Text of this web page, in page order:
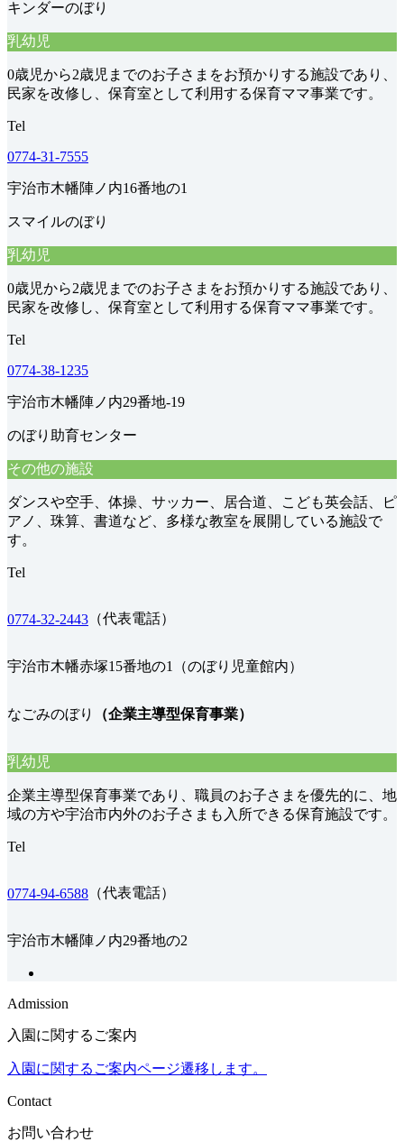
キンダーのぼり
乳幼児
0歳児から2歳児までのお子さまをお預かりする施設であり、
民家を改修し、保育室として利用する保育ママ事業です。
Tel
0774-31-7555
宇治市木幡陣ノ内16番地の1
スマイルのぼり
乳幼児
0歳児から2歳児までのお子さまをお預かりする施設であり、
民家を改修し、保育室として利用する保育ママ事業です。
Tel
0774-38-1235
宇治市木幡陣ノ内29番地-19
のぼり助育センター
その他の施設
ダンスや空手、体操、サッカー、居合道、こども英会話、ピ
アノ、珠算、書道など、多様な教室を展開している施設で
す。
Tel
0774-32-2443 （代表電話）
宇治市木幡赤塚15番地の1（のぼり児童館内）
なごみのぼり （企業主導型保育事業）
乳幼児
企業主導型保育事業であり、職員のお子さまを優先的に、地
域の方や宇治市内外のお子さまも入所できる保育施設です。
Tel
0774-94-6588 （代表電話）
宇治市木幡陣ノ内29番地の2
Admission
入園に関するご案内
入園に関するご案内ページ遷移します。
Contact
お問い合わせ